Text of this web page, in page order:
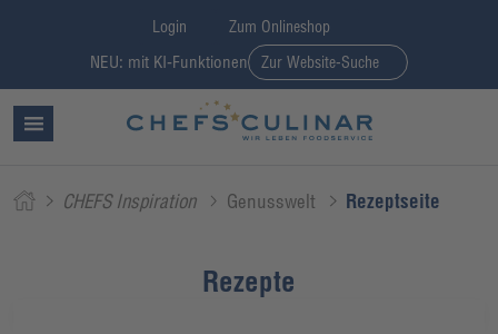
Login Zum Onlineshop
NEU: mit KI-Funktionen Zur Website-Suche
CHEFS Inspiration Genusswelt Rezeptseite
Rezepte